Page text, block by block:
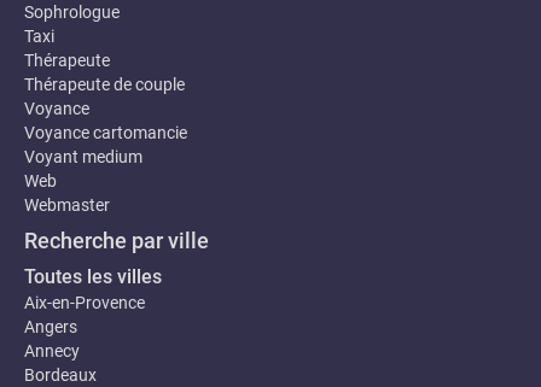
Sophrologue
Taxi
Thérapeute
Thérapeute de couple
Voyance
Voyance cartomancie
Voyant medium
Web
Webmaster
Recherche par ville
Toutes les villes
Aix-en-Provence
Angers
Annecy
Bordeaux